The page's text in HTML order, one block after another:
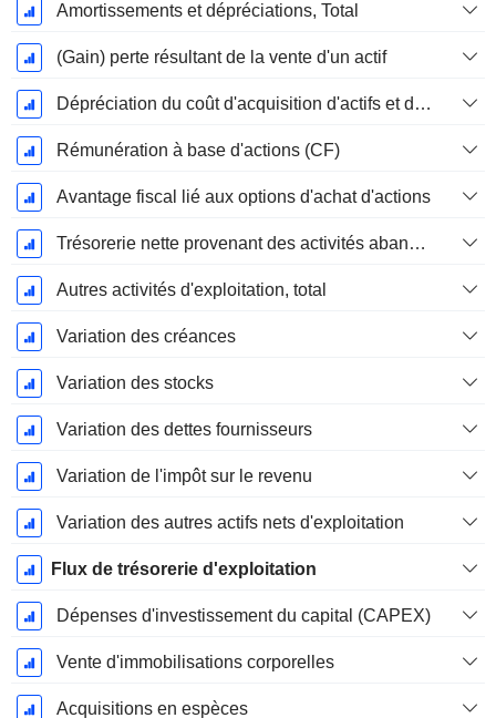
Amortissements et dépréciations, Total
(Gain) perte résultant de la vente d'un actif
Dépréciation du coût d'acquisition d'actifs et dépenses de restructuration
Rémunération à base d'actions (CF)
Avantage fiscal lié aux options d'achat d'actions
Trésorerie nette provenant des activités abandonnées
Autres activités d'exploitation, total
Variation des créances
Variation des stocks
Variation des dettes fournisseurs
Variation de l'impôt sur le revenu
Variation des autres actifs nets d'exploitation
Flux de trésorerie d'exploitation
Dépenses d'investissement du capital (CAPEX)
Vente d'immobilisations corporelles
Acquisitions en espèces